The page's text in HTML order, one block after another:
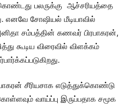
கொண்டது பலருக்கு ஆச்சரியத்தை
எனவே சோஷியல் மீடியாவில்
சம்பத்தின் கணவர் பிரபாகரன்,
கூடிய விரைவில் விளக்கம்
சீரியசாக எடுத்துக்கொண்டு
வாய்ப்பு இருப்பதாக சமூக